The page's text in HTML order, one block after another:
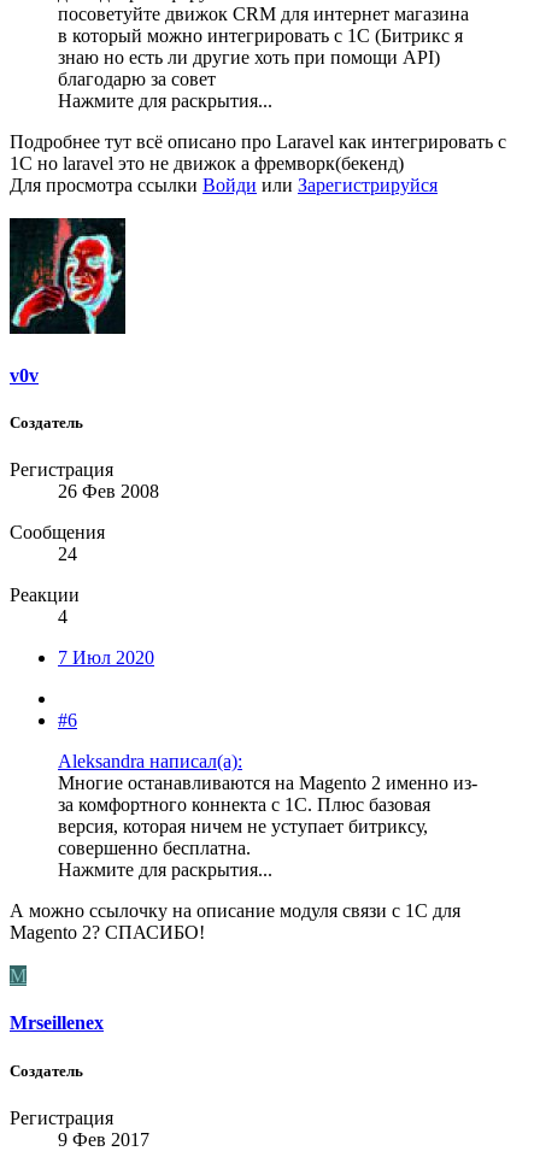
посоветуйте движок CRM для интернет магазина
в который можно интегрировать с 1С (Битрикс я
знаю но есть ли другие хоть при помощи API)
благодарю за совет
Нажмите для раскрытия...
Подробнее тут всё описано про Laravel как интегрировать с
1С но laravel это не движок а фремворк(бекенд)
Для просмотра ссылки Войди или Зарегистрируйся
v0v
Создатель
Регистрация
26 Фев 2008
Сообщения
24
Реакции
4
7 Июл 2020
#6
Aleksandra написал(а):
Многие останавливаются на Magento 2 именно из-
за комфортного коннекта с 1С. Плюс базовая
версия, которая ничем не уступает битриксу,
совершенно бесплатна.
Нажмите для раскрытия...
А можно ссылочку на описание модуля связи с 1С для
Magento 2? СПАСИБО!
M
Mrseillenex
Создатель
Регистрация
9 Фев 2017